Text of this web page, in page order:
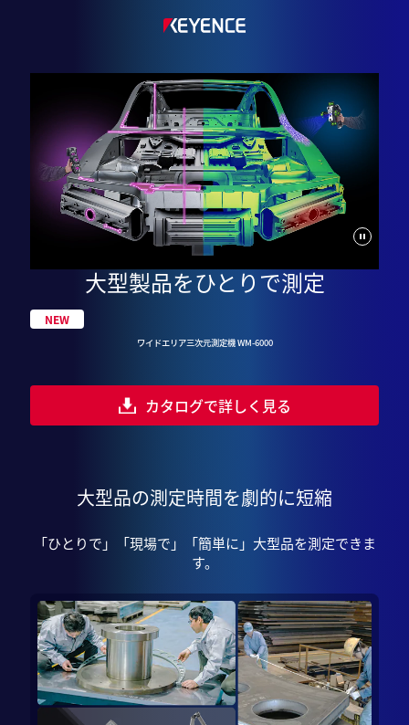
大型製品をひとりで測定
NEW
ワイドエリア三次元測定機WM-6000
カタログで詳しく見る
停止
大型品の測定時間を劇的に短縮
「ひとりで」「現場で」「簡単に」大型品を測定できま
す。